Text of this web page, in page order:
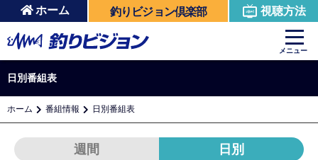
ホーム 釣りビジョン倶楽部 視聴方法
メニュー
日別番組表
ホーム 番組情報 日別番組表
週間 日別